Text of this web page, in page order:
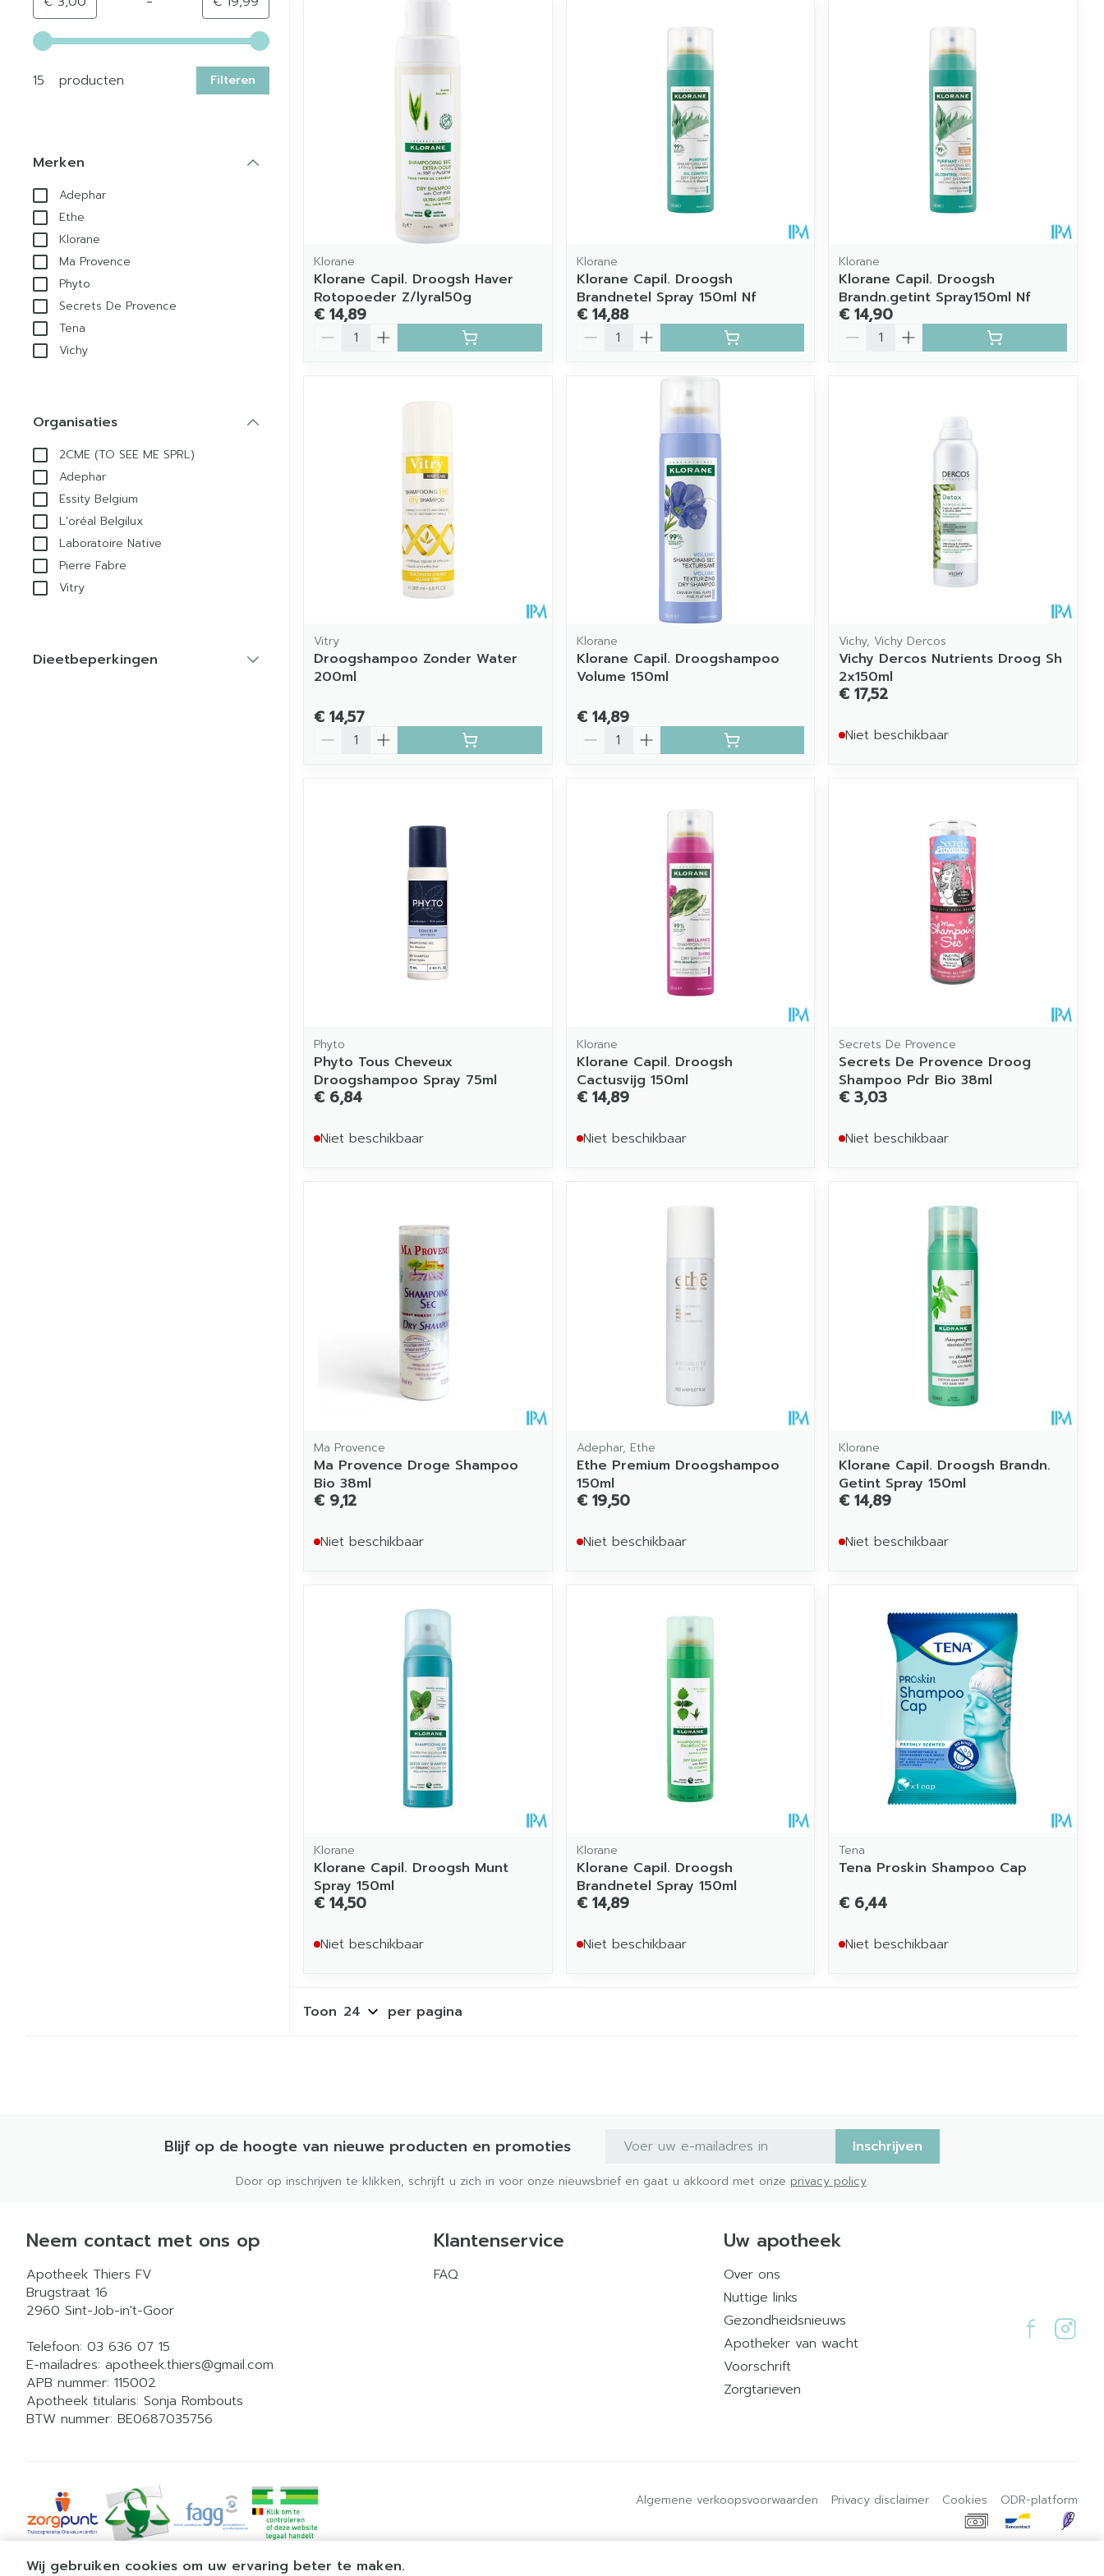
Wij gebruiken cookies om uw ervaring beter te maken.
Gebruik de pijltjestoetsen links en rechts om de minimale en maximale prijswaarden aan te passen.
15 producten
Filteren
Merken
Adephar
Ethe
Klorane
Ma Provence
Phyto
Secrets De Provence
Tena
Vichy
Organisaties
2CME (TO SEE ME SPRL)
Adephar
Essity Belgium
L'oréal Belgilux
Laboratoire Native
Pierre Fabre
Vitry
Dieetbeperkingen
Klorane
Klorane Capil. Droogsh Haver
Rotopoeder Z/lyral50g
€ 14,89
Aantal
Klorane
Klorane Capil. Droogsh
Brandnetel Spray 150ml Nf
€ 14,88
Aantal
Klorane
Klorane Capil. Droogsh
Brandn.getint Spray150ml Nf
€ 14,90
Aantal
Vitry
Droogshampoo Zonder Water
200ml
€ 14,57
Aantal
Klorane
Klorane Capil. Droogshampoo
Volume 150ml
€ 14,89
Aantal
Vichy, Vichy Dercos
Vichy Dercos Nutrients Droog Sh
2x150ml
€ 17,52
Niet beschikbaar
Phyto
Phyto Tous Cheveux
Droogshampoo Spray 75ml
€ 6,84
Niet beschikbaar
Klorane
Klorane Capil. Droogsh
Cactusvijg 150ml
€ 14,89
Niet beschikbaar
Secrets De Provence
Secrets De Provence Droog
Shampoo Pdr Bio 38ml
€ 3,03
Niet beschikbaar
Ma Provence
Ma Provence Droge Shampoo
Bio 38ml
€ 9,12
Niet beschikbaar
Adephar, Ethe
Ethe Premium Droogshampoo
150ml
€ 19,50
Niet beschikbaar
Klorane
Klorane Capil. Droogsh Brandn.
Getint Spray 150ml
€ 14,89
Niet beschikbaar
Klorane
Klorane Capil. Droogsh Munt
Spray 150ml
€ 14,50
Niet beschikbaar
Klorane
Klorane Capil. Droogsh
Brandnetel Spray 150ml
€ 14,89
Niet beschikbaar
Tena
Tena Proskin Shampoo Cap
€ 6,44
Niet beschikbaar
Toon per pagina
Blijf op de hoogte van nieuwe producten en promoties E-mail adres Inschrijven
Door op inschrijven te klikken, schrijft u zich in voor onze nieuwsbrief en gaat u akkoord met onze privacy policy.
Neem contact met ons op
Apotheek Thiers FV
Brugstraat 16
2960 Sint-Job-in't-Goor
Telefoon: 03 636 07 15
E-mailadres: apotheek.thiers@gmail.com
APB nummer: 115002
Apotheek titularis: Sonja Rombouts
BTW nummer: BE0687035756
Klantenservice
FAQ
Uw apotheek
Over ons
Nuttige links
Gezondheidsnieuws
Apotheker van wacht
Voorschrift
Zorgtarieven
Algemene verkoopsvoorwaarden Privacy disclaimer Cookies ODR-platform